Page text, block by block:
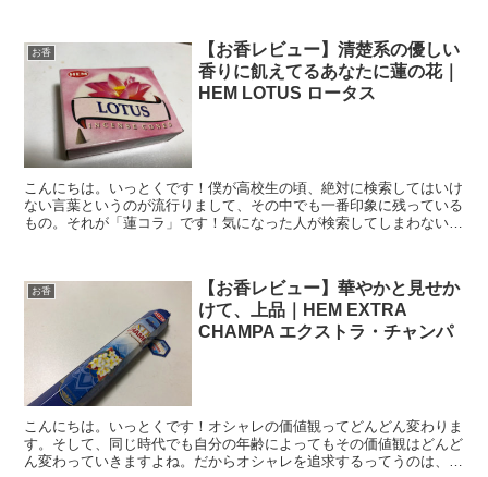
お香
【お香レビュー】清楚系の優しい
香りに飢えてるあなたに蓮の花｜
HEM LOTUS ロータス
こんにちは。いっとくです！僕が高校生の頃、絶対に検索してはいけ
ない言葉というのが流行りまして、その中でも一番印象に残っている
もの。それが「蓮コラ」です！気になった人が検索してしまわないよ
お香
【お香レビュー】華やかと見せか
けて、上品｜HEM EXTRA
CHAMPA エクストラ・チャンパ
こんにちは。いっとくです！オシャレの価値観ってどんどん変わりま
す。そして、同じ時代でも自分の年齢によってもその価値観はどんど
ん変わっていきますよね。だからオシャレを追求するってうのは、も